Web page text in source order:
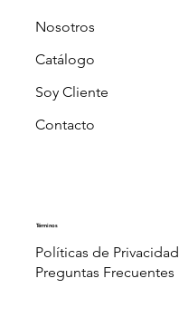
Nosotros
Catálogo
Soy Cliente
Contacto
Términos
Políticas de Privacidad
Preguntas Frecuentes